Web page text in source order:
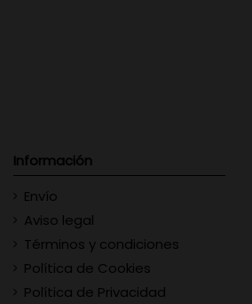
Información
Envío
Aviso legal
Términos y condiciones
Política de Cookies
Política de Privacidad